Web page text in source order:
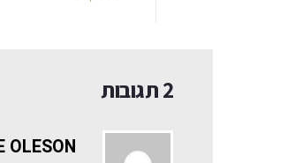
2 תגובות
OLESON